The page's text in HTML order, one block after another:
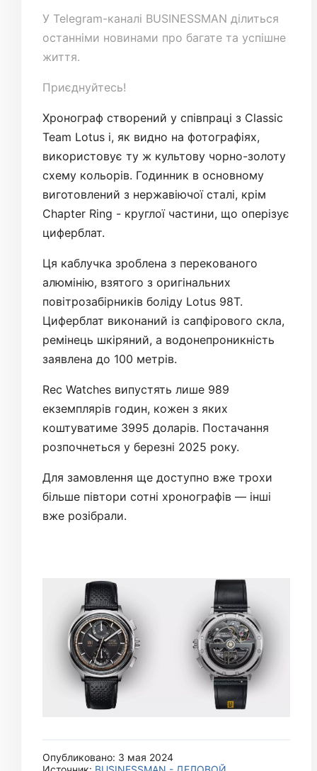
У Telegram-каналі BUSINESSMAN ділиться
останніми новинами про багате та успішне
життя.
Приєднуйтесь!
Хронограф створений у співпраці з Classic
Team Lotus і, як видно на фотографіях,
використовує ту ж культову чорно-золоту
схему кольорів. Годинник в основному
виготовлений з нержавіючої сталі, крім
Chapter Ring - круглої частини, що оперізує
циферблат.
Ця каблучка зроблена з перекованого
алюмінію, взятого з оригінальних
повітрозабірників боліду Lotus 98T.
Циферблат виконаний із сапфірового скла,
ремінець шкіряний, а водонепроникність
заявлена до 100 метрів.
Rec Watches випустять лише 989
екземплярів годин, кожен з яких
коштуватиме 3995 доларів. Постачання
розпочнеться у березні 2025 року.
Для замовлення ще доступно вже трохи
більше півтори сотні хронографів — інші
вже розібрали.
Опубликовано: 3 мая 2024